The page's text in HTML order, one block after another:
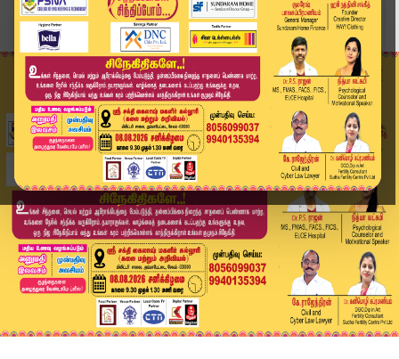
Home
வீடியோ ஸ்டோரி
சிங்கப்பெண் சிறப்பு அதிரடை படை விழாவிற்கு வந்த ...